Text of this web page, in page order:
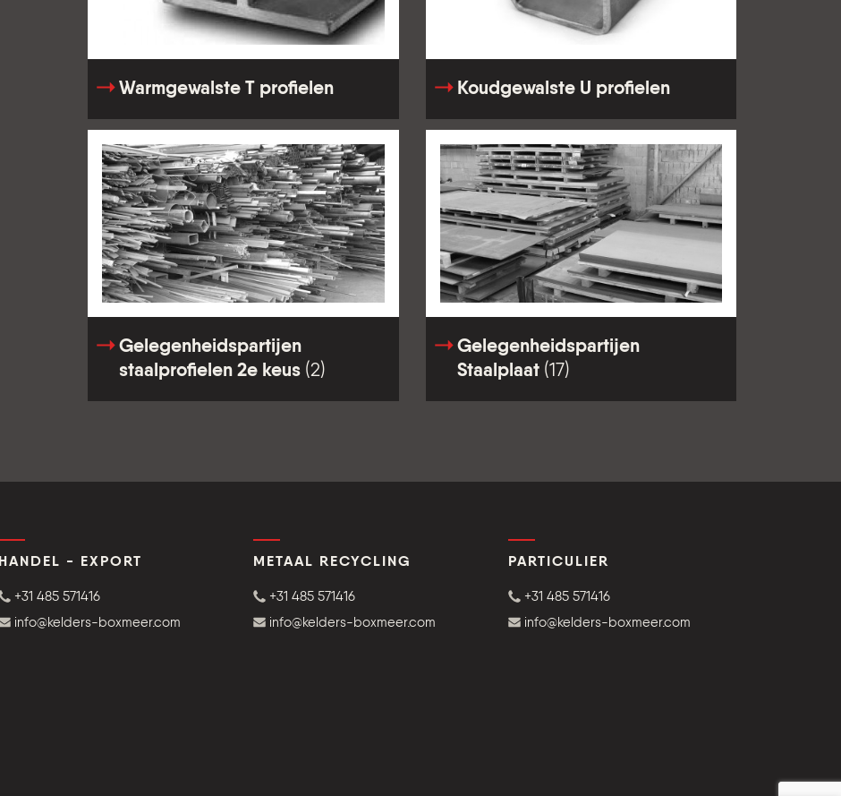
Warmgewalste T profielen Koudgewalste U profielen
Gelegenheidspartijen
staalprofielen 2e keus (2)
Gelegenheidspartijen
Staalplaat (17)
HANDEL - EXPORT
+31 485 571416
info@kelders-boxmeer.com
METAAL RECYCLING
+31 485 571416
info@kelders-boxmeer.com
PARTICULIER
+31 485 571416
info@kelders-boxmeer.com